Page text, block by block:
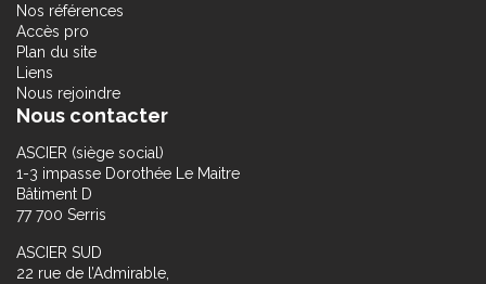
Nos références
Accès pro
Plan du site
Liens
Nous rejoindre
Nous contacter
ASCIER (siège social)
1-3 impasse Dorothée Le Maitre
Bâtiment D
77 700 Serris
ASCIER SUD
22 rue de l’Admirable,